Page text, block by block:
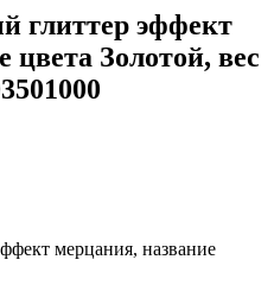
глиттер эффект
цвета Золотой, вес
мерцания, название